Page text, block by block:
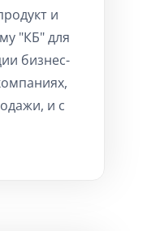
и
"КБ" для
бизнес-
и с